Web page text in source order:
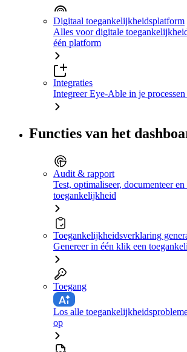
Digitaal toegankelijkheidsplatform
Alles voor digitale
één platform
Integraties
Integreer Eye-Able in je
Functies van het
Audit & rapport
Test, optimaliseer, documenteer
toegankelijkheid
Toegankelijkheidsverklaring
Genereer in één klik een
Toegang
Los alle
op